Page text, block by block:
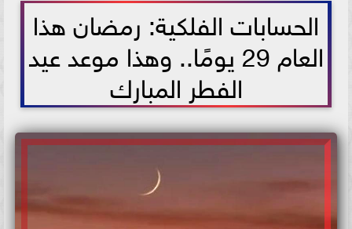
الحسابات الفلكية: رمضان هذا
العام 29 يومًا.. وهذا موعد عيد
الفطر المبارك